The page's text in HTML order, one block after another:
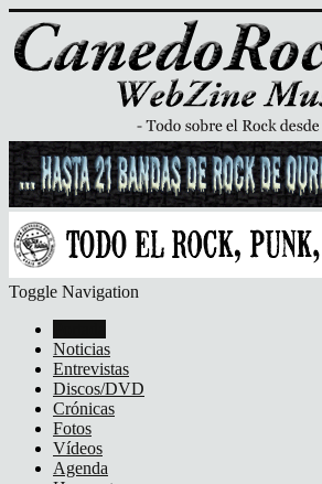
Toggle Navigation
Noticias
Entrevistas
Discos/DVD
Crónicas
Fotos
Vídeos
Agenda